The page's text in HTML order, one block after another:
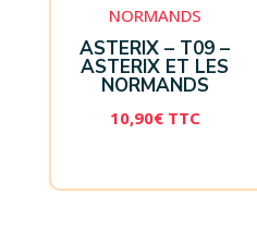
ASTERIX – T09 –
ASTERIX ET LES
NORMANDS
10,90€ TTC